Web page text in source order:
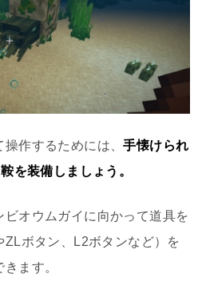
操作するためには、手懐けられ
鞍を装備しましょう。
オウムガイに向かって道具を
ボタン、L2ボタンなど）を
ます。